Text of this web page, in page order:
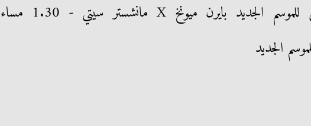
بايرن ميونخ والسيتي للموسم الجديد بايرن ميونخ X مانشستر سيتي - 1.30 مساء
الجديد